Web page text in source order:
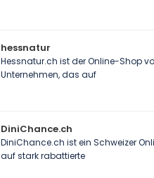
hessnatur
Hessnatur.ch ist der Online-Shop
Unternehmen, das auf
DiniChance.ch
DiniChance.ch ist ein Schweizer
auf stark rabattierte